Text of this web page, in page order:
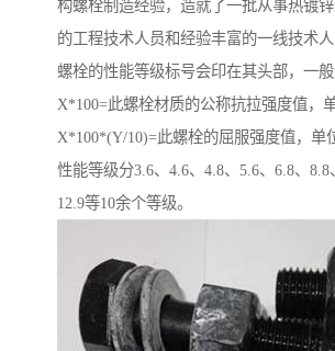
构螺栓制造经验，造就了一批从事热镀
的工程技术人员和经验丰富的一线技术人
螺栓的性能等级标号会印在其头部，一
X*100=此螺栓材质的公称抗拉强度值，
X*100*(Y/10)=此螺栓的屈服强度值，单
性能等级分3.6、4.6、4.8、5.6、6.8、8.8
12.9等10余个等级。